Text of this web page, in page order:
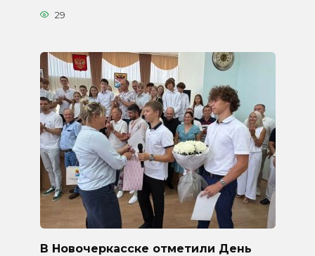
29
В Новочеркасске отметили День